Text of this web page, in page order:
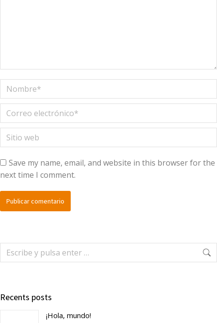
Nombre *
Correo electrónico *
Sitio web
Save my name, email, and website in this browser for the
next time I comment.
Publicar comentario
Recents posts
¡Hola, mundo!